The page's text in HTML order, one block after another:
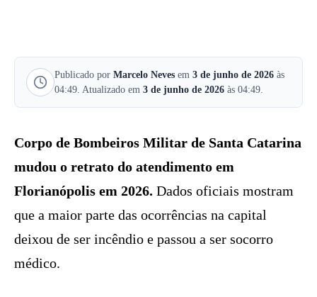
Publicado por Marcelo Neves em 3 de junho de 2026 às
04:49. Atualizado em 3 de junho de 2026 às 04:49.
Corpo de Bombeiros Militar de Santa Catarina
mudou o retrato do atendimento em
Florianópolis em 2026. Dados oficiais mostram
que a maior parte das ocorrências na capital
deixou de ser incêndio e passou a ser socorro
médico.